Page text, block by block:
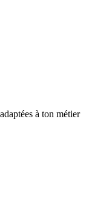
à ton métier